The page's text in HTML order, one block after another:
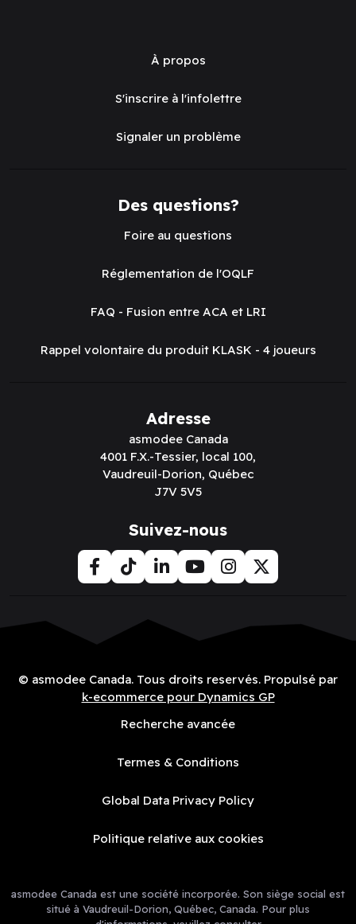
À propos
S'inscrire à l'infolettre
Signaler un problème
Des questions?
Foire au questions
Réglementation de l'OQLF
FAQ - Fusion entre ACA et LRI
Rappel volontaire du produit KLASK - 4 joueurs
Adresse
asmodee Canada
4001 F.X.-Tessier, local 100,
Vaudreuil-Dorion, Québec
J7V 5V5
Suivez-nous
© asmodee Canada. Tous droits reservés. Propulsé par
k-ecommerce pour Dynamics GP
Recherche avancée
Termes & Conditions
Global Data Privacy Policy
Politique relative aux cookies
asmodee Canada est une société incorporée. Son siège social est
situé à Vaudreuil-Dorion, Québec, Canada. Pour plus